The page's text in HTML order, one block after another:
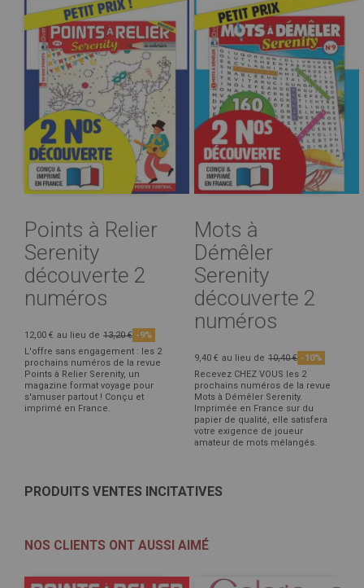
Points à Relier
Serenity
découverte 2
numéros
12,00 € au lieu de 13,20 € -9%
L'offre sans engagement : les 2
prochains numéros de la revue
Points à Relier Serenity, un
magazine format voyage pour
s'amuser partout ! Conçu et
imprimé en France.
Mots à
Démêler
Serenity
découverte 2
numéros
9,40 € au lieu de 10,40 € -10%
Recevez CHEZ VOUS les 2
prochains numéros de la revue
Mots à Démêler Serenity.
Imprimée en France sur du
papier de qualité, elle satisfera
votre exigence de joueur
amateur de mots mélangés.
PRODUITS VENTES INCITATIVES
NOS CLIENTS ONT AUSSI AIMÉ